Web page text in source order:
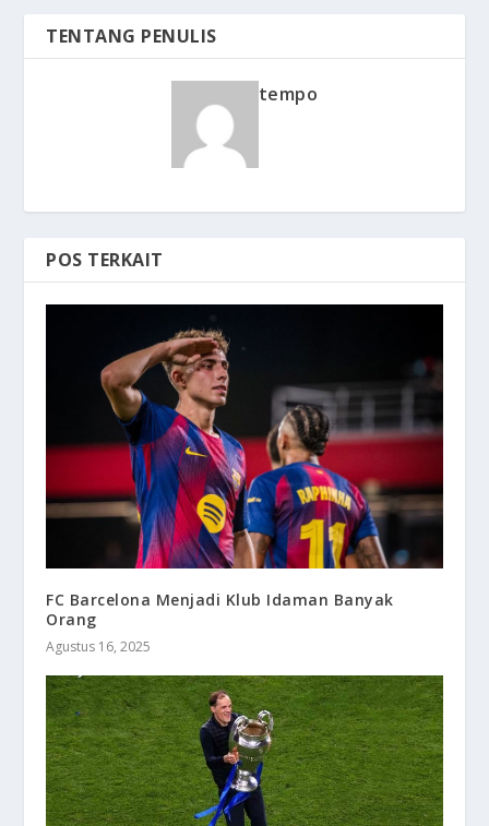
TENTANG PENULIS
tempo
POS TERKAIT
FC Barcelona Menjadi Klub Idaman Banyak
Orang
Agustus 16, 2025